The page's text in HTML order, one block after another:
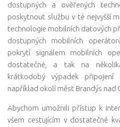
dostupných a ověřených
poskytnout službu v té nejvyšší
technologie mobilních datových
dostupných mobilních
pokrytí signálem mobilních
dostatečné, a tak na
krátkodobý výpadek
například okolí měst Brandýs nad
Abychom umožnili přístup k
všem cestujícím v dostatečné